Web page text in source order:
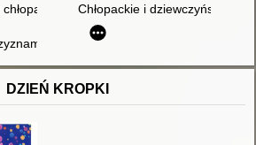
Chłopackie i dziewczyńskie
: problematyka męskosci w polskich
DZIEŃ KROPKI